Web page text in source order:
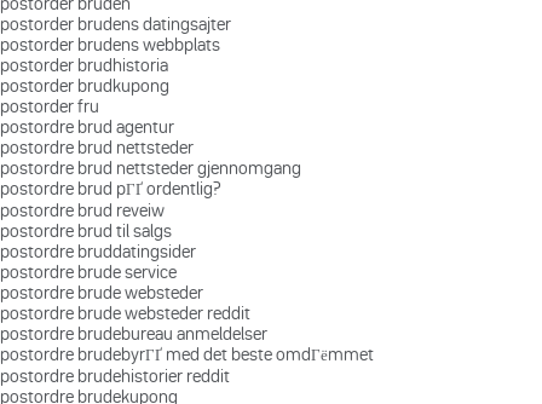
postorder brudens datingsajter
postorder brudens webbplats
postorder brudhistoria
postorder brudkupong
postorder fru
postordre brud agentur
postordre brud nettsteder
postordre brud nettsteder gjennomgang
postordre brud pГҐ ordentlig?
postordre brud reveiw
postordre brud til salgs
postordre bruddatingsider
postordre brude service
postordre brude websteder
postordre brude websteder reddit
postordre brudebureau anmeldelser
postordre brudebyrГҐ med det beste omdГёmmet
postordre brudehistorier reddit
postordre brudekupong